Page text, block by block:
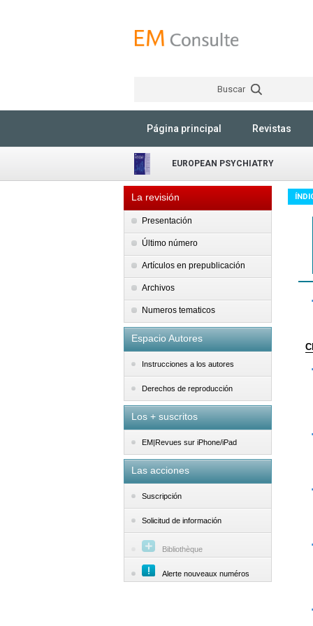
Buscar
Página principal Revistas
EUROPEAN PSYCHIATRY
La revisión
Presentación
Último número
Artículos en prepublicación
Archivos
Numeros tematicos
Espacio Autores
Instrucciones a los autores
Derechos de reproducción
Los + suscritos
EM|Revues sur iPhone/iPad
Las acciones
Suscripción
Solicitud de información
Bibliothèque
Alerte nouveaux numéros